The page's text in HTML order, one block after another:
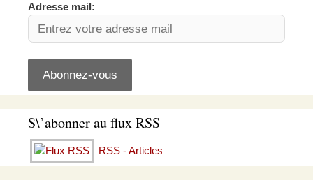
Adresse mail:
S\’abonner au flux RSS
RSS - Articles